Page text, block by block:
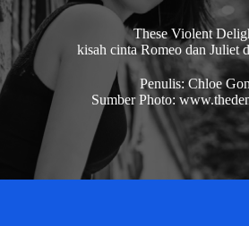
These Violent
kisah cinta Romeo dan Juliet
Penulis: Chloe
Sumber Photo: